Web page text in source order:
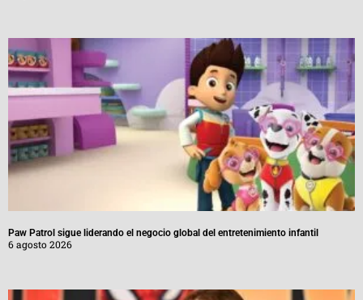
Paw Patrol sigue liderando el negocio global del entretenimiento infantil
6 agosto 2026